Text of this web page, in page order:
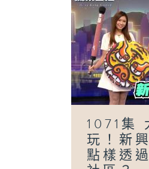
1071集
玩！新
點樣透